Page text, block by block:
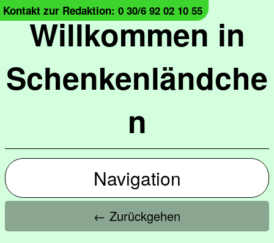
Willkommen in
Schenkenländche
n
Kontakt zur Redaktion: 0 30/6 92 02 10 55
Navigation
← Zurückgehen